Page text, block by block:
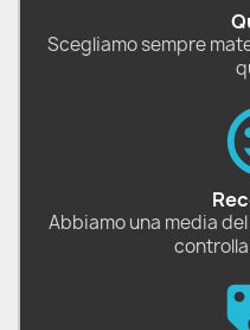
Scegliamo sempre
Abbiamo una media